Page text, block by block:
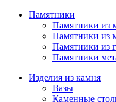
Памятники
Памятники из
Памятники из
Памятники из
Памятники
Изделия из камня
Вазы
Каменные